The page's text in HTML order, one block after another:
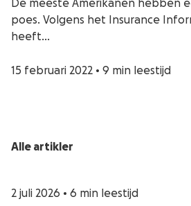
De meeste Amerikanen hebben
poes. Volgens het Insurance
heeft…
15 februari 2022 • 9 min leestijd
Alle artikler
2 juli 2026 • 6 min leestijd